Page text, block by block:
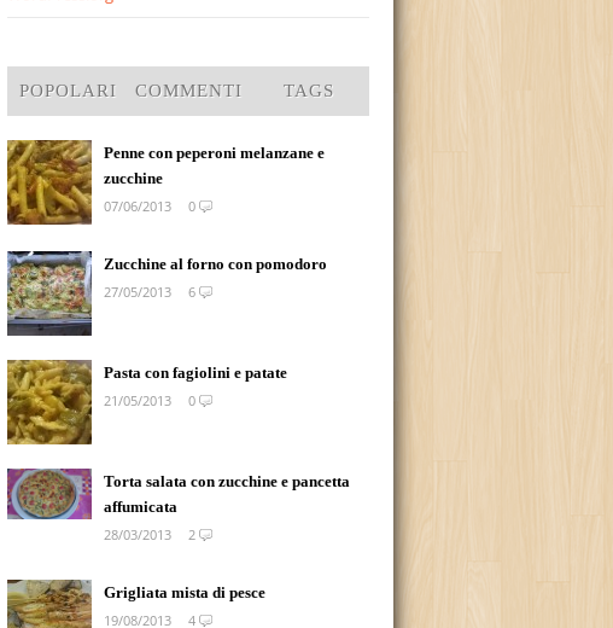
POPOLARI COMMENTI TAGS
Penne con peperoni melanzane e
zucchine
07/06/2013
0
Zucchine al forno con pomodoro
27/05/2013
6
Pasta con fagiolini e patate
21/05/2013
0
Torta salata con zucchine e pancetta
affumicata
28/03/2013
2
Grigliata mista di pesce
19/08/2013
4